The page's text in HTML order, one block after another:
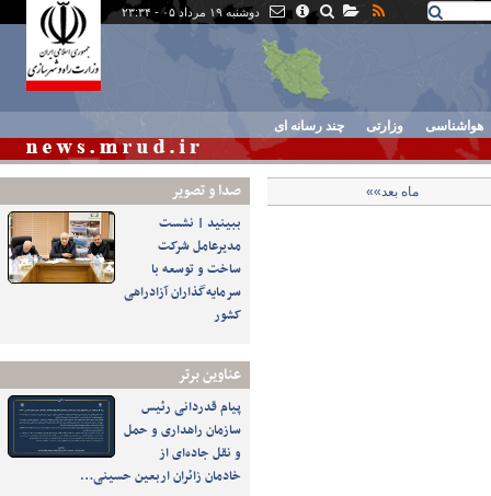
دوشنبه ۱۹ مرداد ۰۵ - ۲۳:۳۴
هواشناسی وزارتی چند رسانه ای
صدا و تصوير
ببینید | نشست
مدیرعامل شرکت
ساخت و توسعه با
سرمایه‌گذاران آزادراهی
کشور
عناوین برتر
پیام قدردانی رئیس
سازمان راهداری و حمل
و نقل جاده‌ای از
خادمان زائران اربعین حسینی…
ماه بعد»»